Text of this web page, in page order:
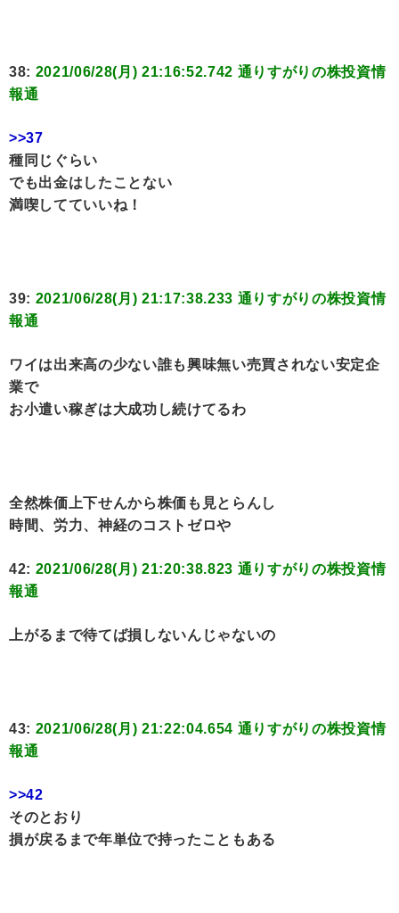
38: 2021/06/28(月) 21:16:52.742 通りすがりの株投資情
報通
>>37
種同じぐらい
でも出金はしたことない
満喫してていいね！
39: 2021/06/28(月) 21:17:38.233 通りすがりの株投資情
報通
ワイは出来高の少ない誰も興味無い売買されない安定企
業で
お小遣い稼ぎは大成功し続けてるわ
全然株価上下せんから株価も見とらんし
時間、労力、神経のコストゼロや
42: 2021/06/28(月) 21:20:38.823 通りすがりの株投資情
報通
上がるまで待てば損しないんじゃないの
43: 2021/06/28(月) 21:22:04.654 通りすがりの株投資情
報通
>>42
そのとおり
損が戻るまで年単位で持ったこともある